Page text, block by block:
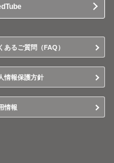
あるご質問（FAQ）
情報保護方針
情報